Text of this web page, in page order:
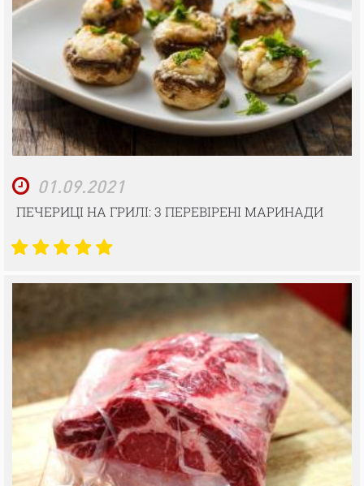
01.09.2021
ПЕЧЕРИЦІ НА ГРИЛІ: 3 ПЕРЕВІРЕНІ МАРИНАДИ